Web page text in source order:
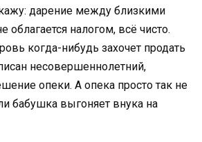
дарение между близкими
облагается налогом, всё чисто.
когда-нибудь захочет продать
несовершеннолетний,
опеки. А опека просто так не
бабушка выгоняет внука на